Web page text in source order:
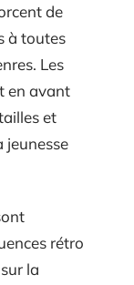
de
à toutes
Les
en avant
et
jeunesse
rétro
la